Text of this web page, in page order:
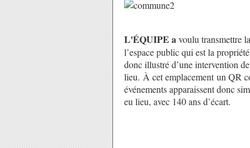
L'ÉQUIPE avoulu transmettre
l’espace public qui est la
donc illustré d’une intervention
lieu. À cet emplacement un QR
événements apparaissent donc
eu lieu, avec 140 ans d’écart.